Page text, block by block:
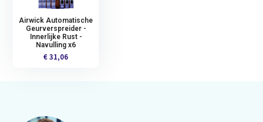
Airwick Automatische
Geurverspreider -
Innerlijke Rust -
Navulling x6
€ 31,06